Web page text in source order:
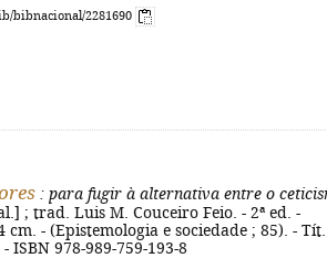
bibnacional/2281690
: para fugir à alternativa entre o
; trad. Luis M. Couceiro Feio. - 2ª ed. -
- (Epistemologia e sociedade ; 85). - Tít.
ISBN 978-989-759-193-8